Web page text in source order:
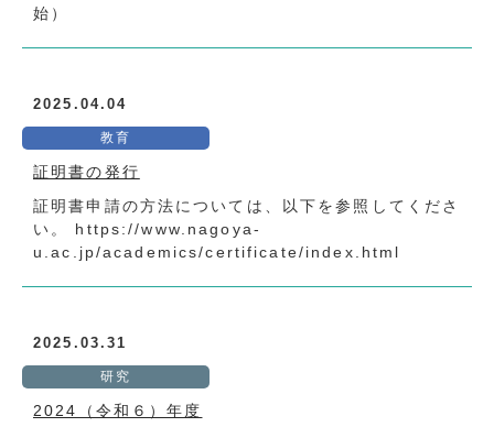
始）
2025.04.04
教育
証明書の発行
証明書申請の方法については、以下を参照してくださ
い。 https://www.nagoya-
u.ac.jp/academics/certificate/index.html
2025.03.31
研究
2024（令和６）年度